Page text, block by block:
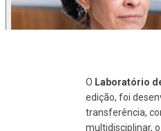
O Laboratório
edição, foi
transferência,
multidisciplinar,